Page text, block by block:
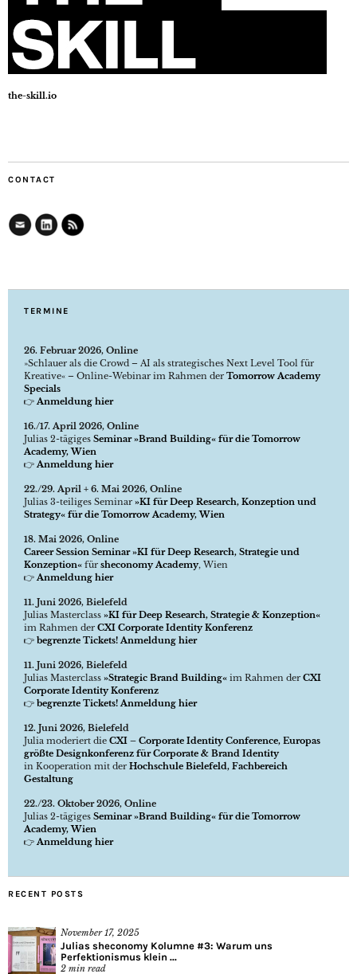
the-skill.io
CONTACT
TERMINE
26. Februar 2026, Online
»Schlauer als die Crowd – AI als strategisches Next Level Tool für
Kreative« – Online-Webinar im Rahmen der Tomorrow Academy
Specials
👉Anmeldung hier
16./17. April 2026, Online
Julias 2-tägiges Seminar »Brand Building« für die Tomorrow
Academy, Wien
👉Anmeldung hier
22./29. April + 6. Mai 2026, Online
Julias 3-teiliges Seminar »KI für Deep Research, Konzeption und
Strategy« für die Tomorrow Academy, Wien
18. Mai 2026, Online
Career Session Seminar »KI für Deep Research, Strategie und
Konzeption« für sheconomy Academy, Wien
👉Anmeldung hier
11. Juni 2026, Bielefeld
Julias Masterclass »KI für Deep Research, Strategie & Konzeption«
im Rahmen der CXI Corporate Identity Konferenz
👉 begrenzte Tickets! Anmeldung hier
11. Juni 2026, Bielefeld
Julias Masterclass »Strategic Brand Building« im Rahmen der CXI
Corporate Identity Konferenz
👉 begrenzte Tickets! Anmeldung hier
12. Juni 2026, Bielefeld
Julia moderiert die CXI – Corporate Identity Conference, Europas
größte Designkonferenz für Corporate & Brand Identity
in Kooperation mit der Hochschule Bielefeld, Fachbereich
Gestaltung
22./23. Oktober 2026, Online
Julias 2-tägiges Seminar »Brand Building« für die Tomorrow
Academy, Wien
👉Anmeldung hier
RECENT POSTS
November 17, 2025
Julias sheconomy Kolumne #3: Warum uns
Perfektionismus klein ...
2 min read